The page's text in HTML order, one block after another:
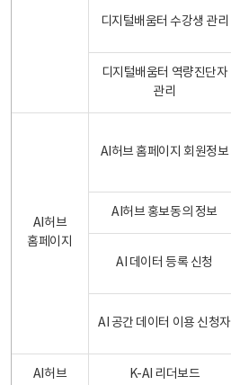
디지털배움터 수강생 관리
디지털배움터 역량진단자
관리
AI허브
홈페이지
AI허브 홈페이지 회원정보
AI허브 홍보동의 정보
AI 데이터 등록 신청
AI 공간 데이터 이용 신청자
AI허브
K-AI 리더보드